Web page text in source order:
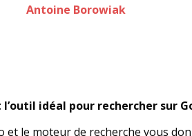
Auteur
Antoine Borowiak
l’outil idéal pour rechercher sur
et le moteur de recherche vous